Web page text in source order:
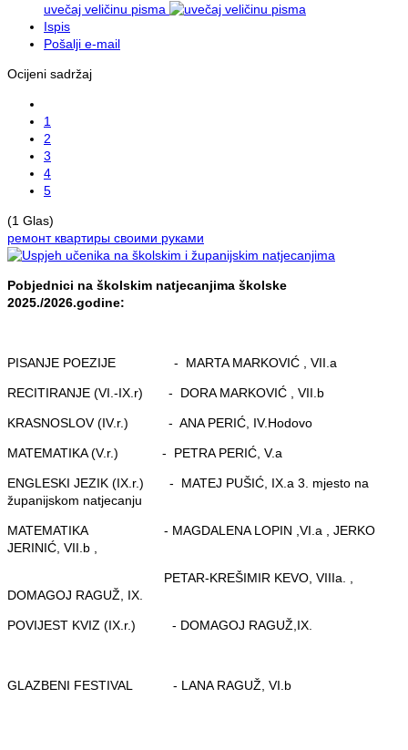
uvečaj veličinu pisma
Ispis
Pošalji e-mail
Ocijeni sadržaj
1
2
3
4
5
(1 Glas)
ремонт квартиры своими руками
Pobjednici na školskim natjecanjima školske
2025./2026.godine:
PISANJE POEZIJE - MARTA MARKOVIĆ , VII.a
RECITIRANJE (VI.-IX.r) - DORA MARKOVIĆ , VII.b
KRASNOSLOV (IV.r.) - ANA PERIĆ, IV.Hodovo
MATEMATIKA (V.r.) - PETRA PERIĆ, V.a
ENGLESKI JEZIK (IX.r.) - MATEJ PUŠIĆ, IX.a 3. mjesto na
županijskom natjecanju
MATEMATIKA - MAGDALENA LOPIN ,VI.a , JERKO
JERINIĆ, VII.b ,
PETAR-KREŠIMIR KEVO, VIIIa. ,
DOMAGOJ RAGUŽ, IX.
POVIJEST KVIZ (IX.r.) - DOMAGOJ RAGUŽ,IX.
GLAZBENI FESTIVAL - LANA RAGUŽ, VI.b